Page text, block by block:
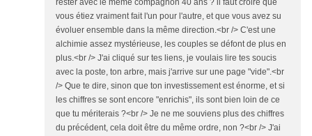
rester avec le même compagnon 40 ans ? il faut croire que
vous étiez vraiment fait l'un pour l'autre, et que vous avez su
évoluer ensemble dans la même direction.<br /> C'est une
alchimie assez mystérieuse, les couples se défont de plus en
plus.<br /> J'ai cliqué sur tes liens, je voulais lire tes soucis
avec la poste, ton arbre, mais j'arrive sur une page "vide".<br
/> Que te dire, sinon que ton investissement est énorme, et si
les chiffres se sont encore "enrichis", ils sont bien loin de ce
que tu mériterais ?<br /> Je ne me souviens plus des chiffres
du précédent, cela doit être du même ordre, non ?<br /> J'ai